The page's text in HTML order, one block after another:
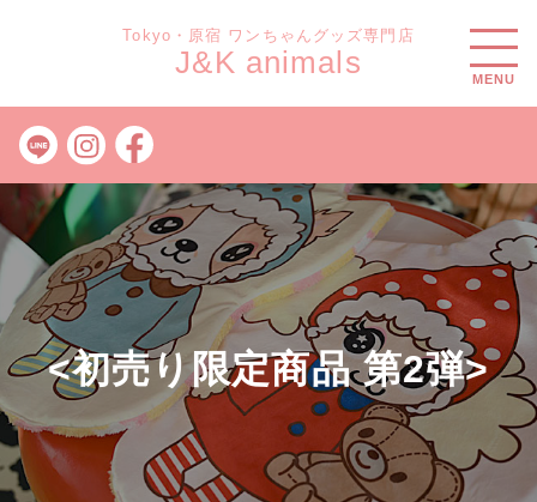
Tokyo・原宿 ワンちゃんグッズ専門店
J&K animals MENU
<初売り限定商品 第2弾>